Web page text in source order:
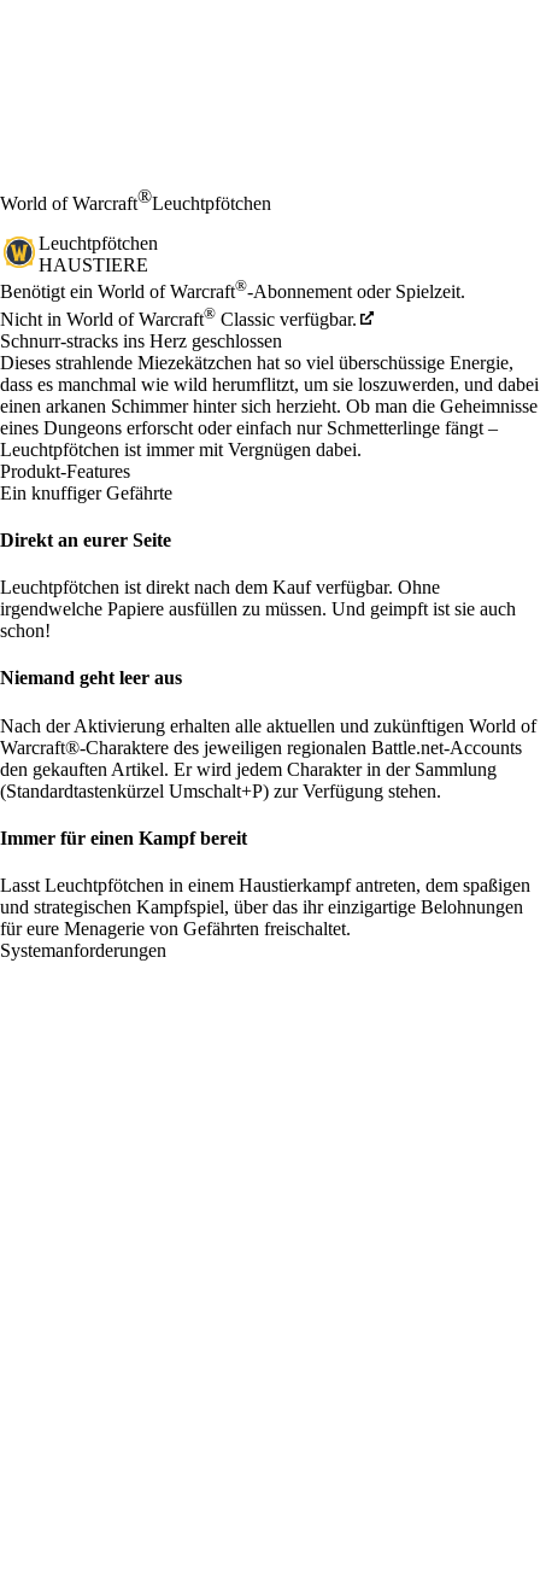
World of Warcraft®Leuchtpfötchen
Leuchtpfötchen
HAUSTIERE
Preis
Available actions
Benötigt ein World of Warcraft®-Abonnement oder Spielzeit.
Nicht in World of Warcraft® Classic verfügbar.
Schnurr-stracks ins Herz geschlossen
Dieses strahlende Miezekätzchen hat so viel überschüssige Energie,
dass es manchmal wie wild herumflitzt, um sie loszuwerden, und dabei
einen arkanen Schimmer hinter sich herzieht. Ob man die Geheimnisse
eines Dungeons erforscht oder einfach nur Schmetterlinge fängt –
Leuchtpfötchen ist immer mit Vergnügen dabei.
Produkt-Features
Ein knuffiger Gefährte
Direkt an eurer Seite
Leuchtpfötchen ist direkt nach dem Kauf verfügbar. Ohne
irgendwelche Papiere ausfüllen zu müssen. Und geimpft ist sie auch
schon!
Niemand geht leer aus
Nach der Aktivierung erhalten alle aktuellen und zukünftigen World of
Warcraft®-Charaktere des jeweiligen regionalen Battle.net-Accounts
den gekauften Artikel. Er wird jedem Charakter in der Sammlung
(Standardtastenkürzel Umschalt+P) zur Verfügung stehen.
Immer für einen Kampf bereit
Lasst Leuchtpfötchen in einem Haustierkampf antreten, dem spaßigen
und strategischen Kampfspiel, über das ihr einzigartige Belohnungen
für eure Menagerie von Gefährten freischaltet.
Systemanforderungen